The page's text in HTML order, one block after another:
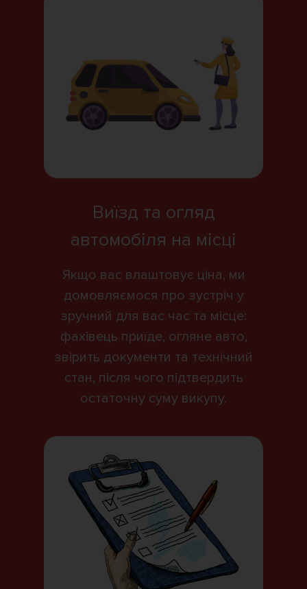
Виїзд та огляд
автомобіля на місці
Якщо вас влаштовує ціна, ми
домовляємося про зустріч у
зручний для вас час та місце:
фахівець приїде, огляне авто,
звірить документи та технічний
стан, після чого підтвердить
остаточну суму викупу.